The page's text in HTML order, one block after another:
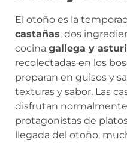
El otoño es la
castañas, dos
cocina gallega y
recolectadas en los
preparan en guisos y
texturas y sabor. Las
disfrutan normalmente
protagonistas de
llegada del otoño,